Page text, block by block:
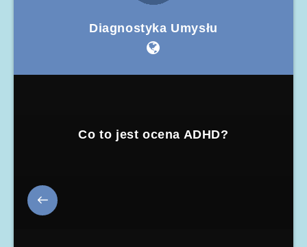
Diagnostyka Umysłu
Co to jest ocena ADHD?